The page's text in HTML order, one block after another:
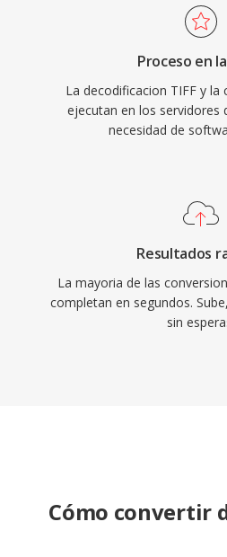
Proceso en
La decodificacion TIFF y la
ejecutan en los
necesidad de
Resultados
La mayoria de las
completan en segundos.
sin
Cómo convertir